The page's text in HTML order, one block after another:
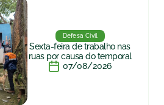
Defesa Civil
Sexta-feira de trabalho nas
ruas por causa do temporal
07/08/2026